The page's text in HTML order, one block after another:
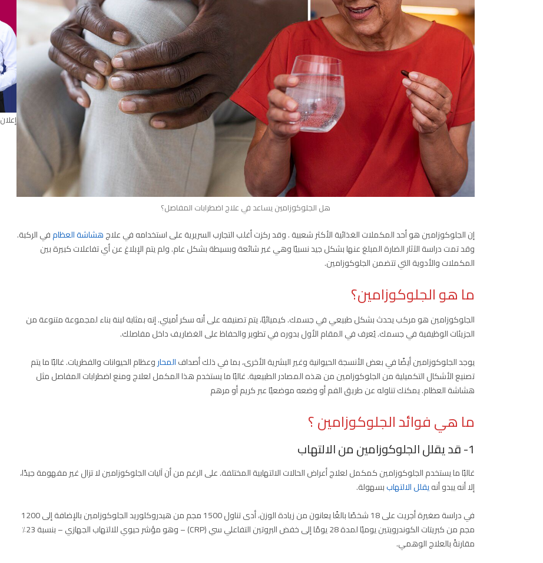
هل الجلوكوزامين يساعد في علاج اضطرابات المفاصل؟
إن الجلوكوزامين هو أحد المكملات الغذائية الأكثر شعبية . وقد ركزت أغلب التجارب السريرية على استخدامه في علاجهشاشة العظامفي الركبة.
وقد تمت دراسة الآثار الضارة المبلغ عنها بشكل جيد نسبيًا وهي غير شائعة وبسيطة بشكل عام. ولم يتم الإبلاغ عن أي تفاعلات كبيرة بين
المكملات والأدوية التي تتضمن الجلوكوزامين.
ما هو الجلوكوزامين؟
الجلوكوزامين هو مركب يحدث بشكل طبيعي في جسمك. كيميائيًا، يتم تصنيفه على أنه سكر أميني. إنه بمثابة لبنة بناء لمجموعة متنوعة من
الجزيئات الوظيفية في جسمك. يُعرف في المقام الأول بدوره في تطوير والحفاظ على الغضاريف داخل مفاصلك.
يوجد الجلوكوزامين أيضًا في بعض الأنسجة الحيوانية وغير البشرية الأخرى، بما في ذلك أصدافالمحاروعظام الحيوانات والفطريات. غالبًا ما يتم
تصنيع الأشكال التكميلية من الجلوكوزامين من هذه المصادر الطبيعية. غالبًا ما يستخدم هذا المكمل لعلاج ومنع اضطرابات المفاصل مثل
هشاشة العظام. يمكنك تناوله عن طريق الفم أو وضعه موضعيًا عبر كريم أو مرهم
ما هي فوائد الجلوكوزامين ؟
1- قد يقلل الجلوكوزامين من الالتهاب
غالبًا ما يستخدم الجلوكوزامين كمكمل لعلاج أعراض الحالات الالتهابية المختلفة. على الرغم من أن آليات الجلوكوزامين لا تزال غير مفهومة جيدًا،
إلا أنه يبدو أنهيقلل الالتهاببسهولة.
في دراسة صغيرة أجريت على 18 شخصًا بالغًا يعانون من زيادة الوزن، أدى تناول 1500 مجم من هيدروكلوريد الجلوكوزامين بالإضافة إلى 1200
مجم من كبريتات الكوندرويتين يوميًا لمدة 28 يومًا إلى خفض البروتين التفاعلي سي (CRP) – وهو مؤشر حيوي للالتهاب الجهازي – بنسبة 23٪
مقارنةً بالعلاج الوهمي.
إعلان